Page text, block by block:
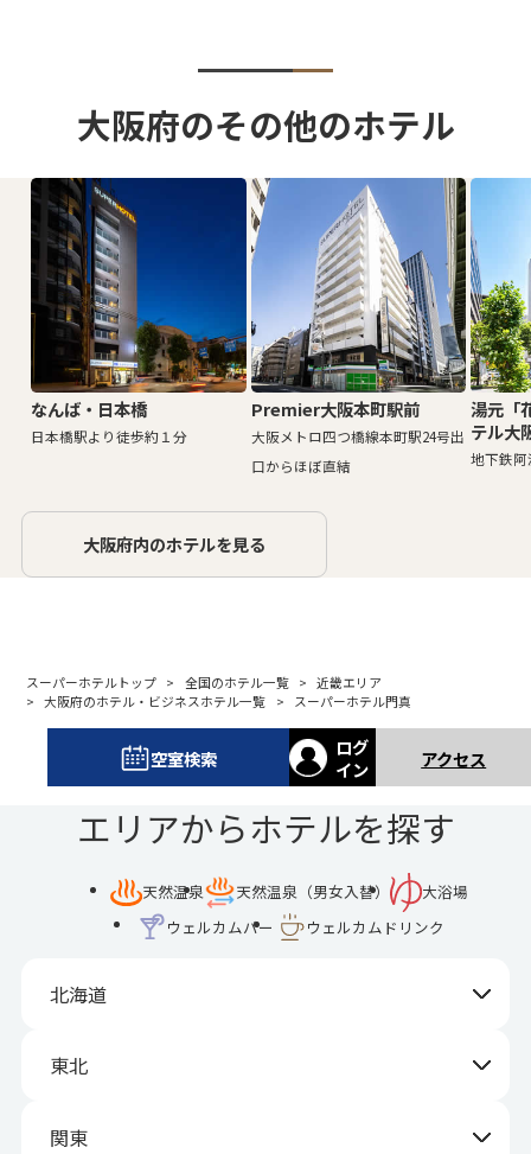
大阪府のその他のホテル
なんば・日本橋
日本橋駅より徒歩約１分
Premier大阪本町駅前
大阪メトロ四つ橋線本町駅24号出
口からほぼ直結
湯元「
テル大
地下鉄
大阪府内のホテルを見る
スーパーホテルトップ 全国のホテル一覧
近畿エリア
大阪府のホテル・ビジネスホテル一覧
スーパーホテル門真
空室検索
ログ
イン
アクセス
エリアからホテルを探す
天然温泉 天然温泉（男女入替）
大浴場
ウェルカムバー
ウェルカムドリンク
北海道
東北
関東